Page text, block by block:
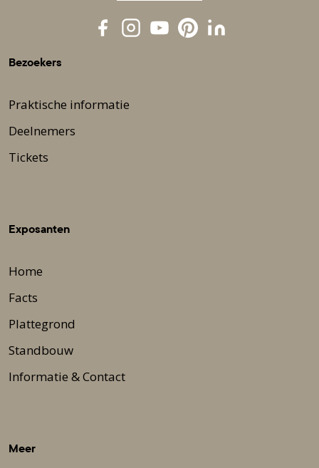
Bezoekers
Praktische informatie
Deelnemers
Tickets
Exposanten
Home
Facts
Plattegrond
Standbouw
Informatie & Contact
Meer